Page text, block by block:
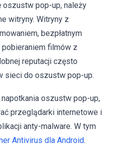
oszustw pop-up, należy
witryny. Witryny z
bezpłatnym
filmów z
reputacji często
sieci do oszustw pop-up.
oszustw pop-up,
przeglądarki internetowe i
anty-malware. W tym
Antivirus dla Android.